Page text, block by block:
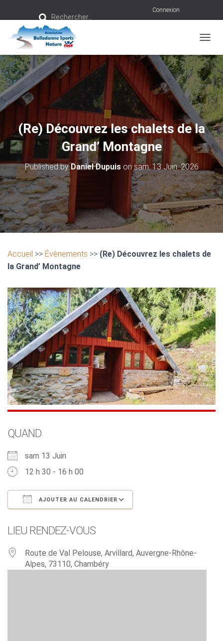
r
Rechercher…
Connexion
(Re) Découvrez les chalets de la
Grand’ Montagne
Published byDaniel Dupuisonsam. 13 Juin. 2026
Accueil >> Évènements >> (Re) Découvrez les chalets de
la Grand’ Montagne
QUAND
sam 13 Juin
12 h 30 - 16 h 00
AJOUTER AU CALENDRIER
LIEU RENDEZ-VOUS
Route de Val Pelouse, Arvillard, Auvergne-Rhône-
Alpes, 73110, Chambéry